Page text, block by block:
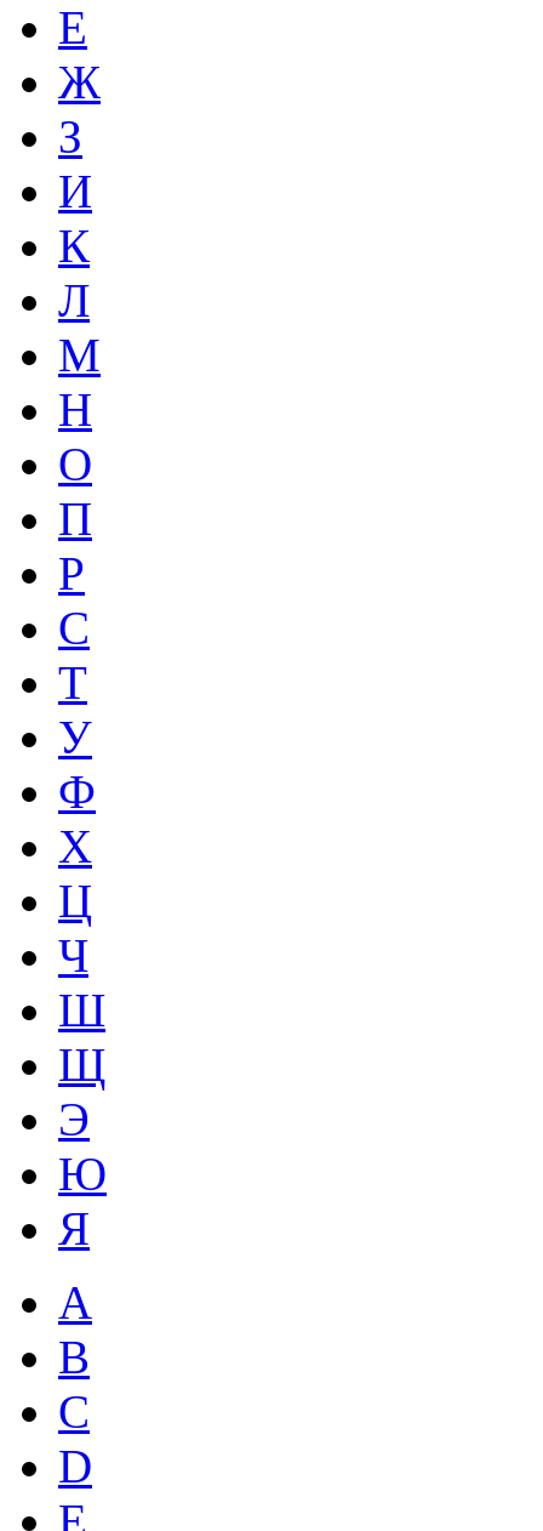
Е
Ж
З
И
К
Л
М
Н
О
П
Р
С
Т
У
Ф
Х
Ц
Ч
Ш
Щ
Э
Ю
Я
A
B
C
D